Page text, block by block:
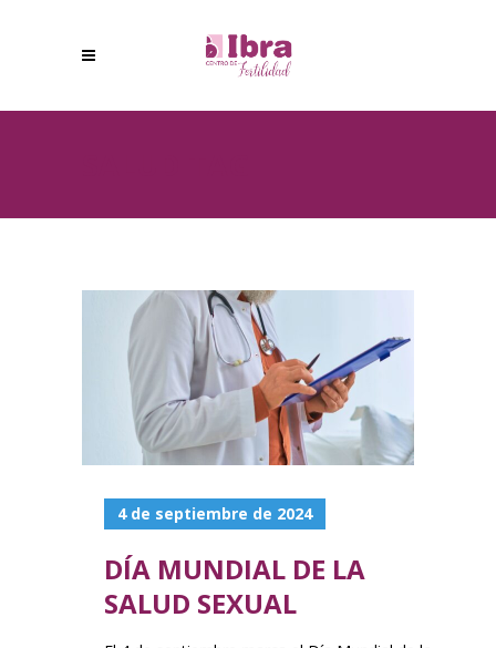
4 de septiembre de 2024
DÍA MUNDIAL DE LA
SALUD SEXUAL